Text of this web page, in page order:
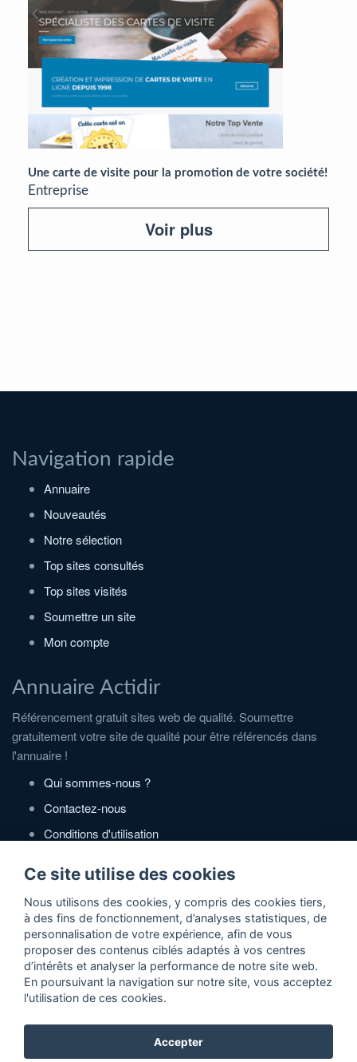
Une carte de visite pour la promotion de votre société!
Entreprise
Voir plus
Navigation rapide
Annuaire
Nouveautés
Notre sélection
Top sites consultés
Top sites visités
Soumettre un site
Mon compte
Annuaire Actidir
Référencement gratuit sites web de qualité. Soumettre
gratuitement votre site de qualité pour être référencés dans
l'annuaire !
Qui sommes-nous ?
Contactez-nous
Conditions d'utilisation
Partenaires
Zone Annonces Gratuites
Locations vacances entre particuliers
Ruedesvacances
Ce site utilise des cookies
Nous utilisons des cookies, y compris des cookies tiers,
à des fins de fonctionnement, d’analyses statistiques, de
personnalisation de votre expérience, afin de vous
proposer des contenus ciblés adaptés à vos centres
d’intérêts et analyser la performance de notre site web.
En poursuivant la navigation sur notre site, vous acceptez
l'utilisation de ces cookies.
Accepter